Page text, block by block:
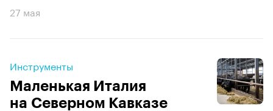
27 мая
Инструменты
Маленькая Италия
на Северном Кавказе